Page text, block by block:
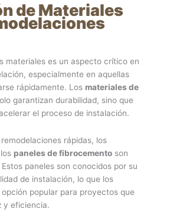
de Materiales
materiales es un aspecto crítico en
especialmente en aquellas
rápidamente. Los materiales de
garantizan durabilidad, sino que
el proceso de instalación.
rápidas, los
paneles de fibrocemento son
paneles son conocidos por su
de instalación, lo que los
popular para proyectos que
y eficiencia.